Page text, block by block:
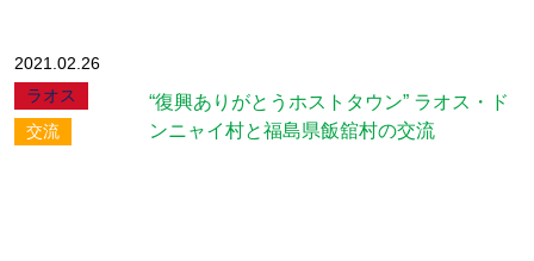
2021.02.26
ラオス
交流
“復興ありがとうホストタウン” ラオス・ド
ンニャイ村と福島県飯舘村の交流